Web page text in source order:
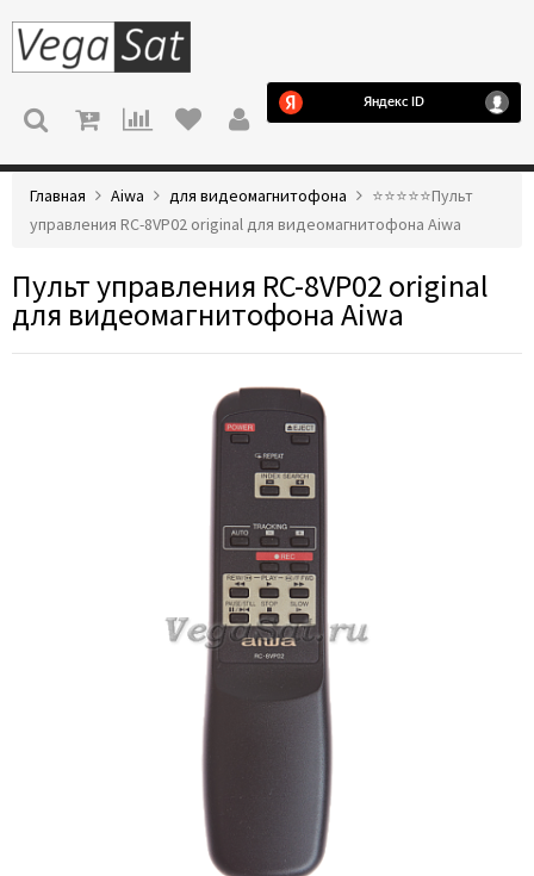
МЕНЮ
Главная Aiwa для видеомагнитофона
⭐️⭐️⭐️⭐️⭐️Пульт
управления RC-8VP02 original для видеомагнитофона Aiwa
Пульт управления RC-8VP02 original
для видеомагнитофона Aiwa